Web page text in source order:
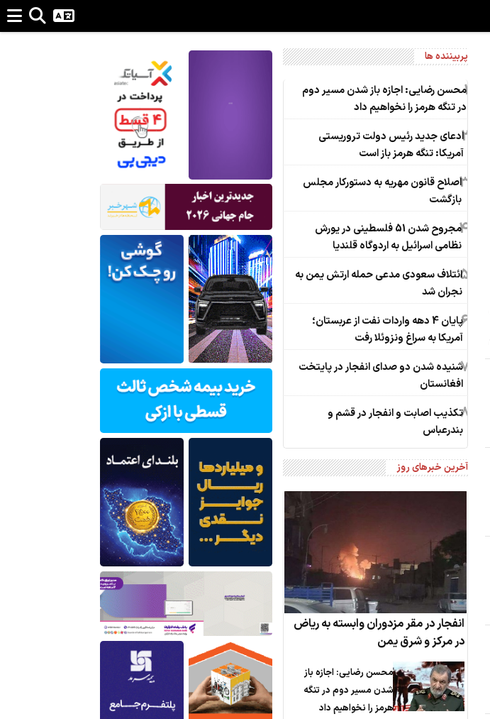
پربیننده ها
1محسن رضایی: اجازه باز شدن مسیر دوم
در تنگه هرمز را نخواهیم داد
2ادعای جدید رئیس دولت تروریستی
آمریکا: تنگه هرمز باز است
3اصلاح قانون مهریه به دستورکار مجلس
بازگشت
4
مجروح شدن 51 فلسطینی در یورش
نظامی اسرائیل به اردوگاه قلندیا
5ائتلاف سعودی مدعی حمله ارتش یمن به
نجران شد
6
پایان 4 دهه واردات نفت از عربستان؛
آمریکا به سراغ ونزوئلا رفت
7شنیده شدن دو صدای انفجار در پایتخت
افغانستان
8تکذیب اصابت و انفجار در قشم و
بندرعباس
آخرین خبرهای روز
انفجار در مقر مزدوران وابسته به ریاض
در مرکز و شرق یمن
محسن رضایی: اجازه باز
شدن مسیر دوم در تنگه
هرمز را نخواهیم داد